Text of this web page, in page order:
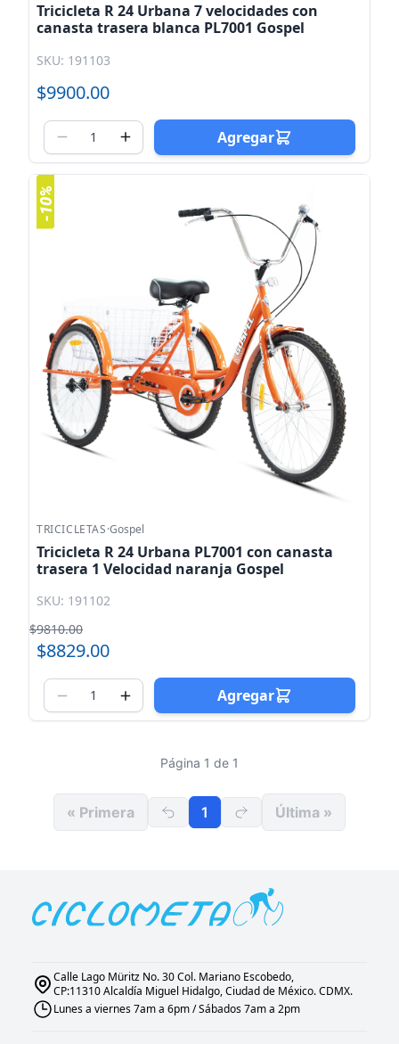
Tricicleta R 24 Urbana 7 velocidades con
canasta trasera blanca PL7001 Gospel
SKU: 191103
$9900.00
Agregar
TRICICLETAS·Gospel
Tricicleta R 24 Urbana PL7001 con canasta
trasera 1 Velocidad naranja Gospel
SKU: 191102
$9810.00
$8829.00
Agregar
Página 1 de 1
« Primera 1 Última »
Calle Lago Müritz No. 30 Col. Mariano Escobedo,
CP:11310 Alcaldía Miguel Hidalgo, Ciudad de México. CDMX.
Lunes a viernes 7am a 6pm / Sábados 7am a 2pm